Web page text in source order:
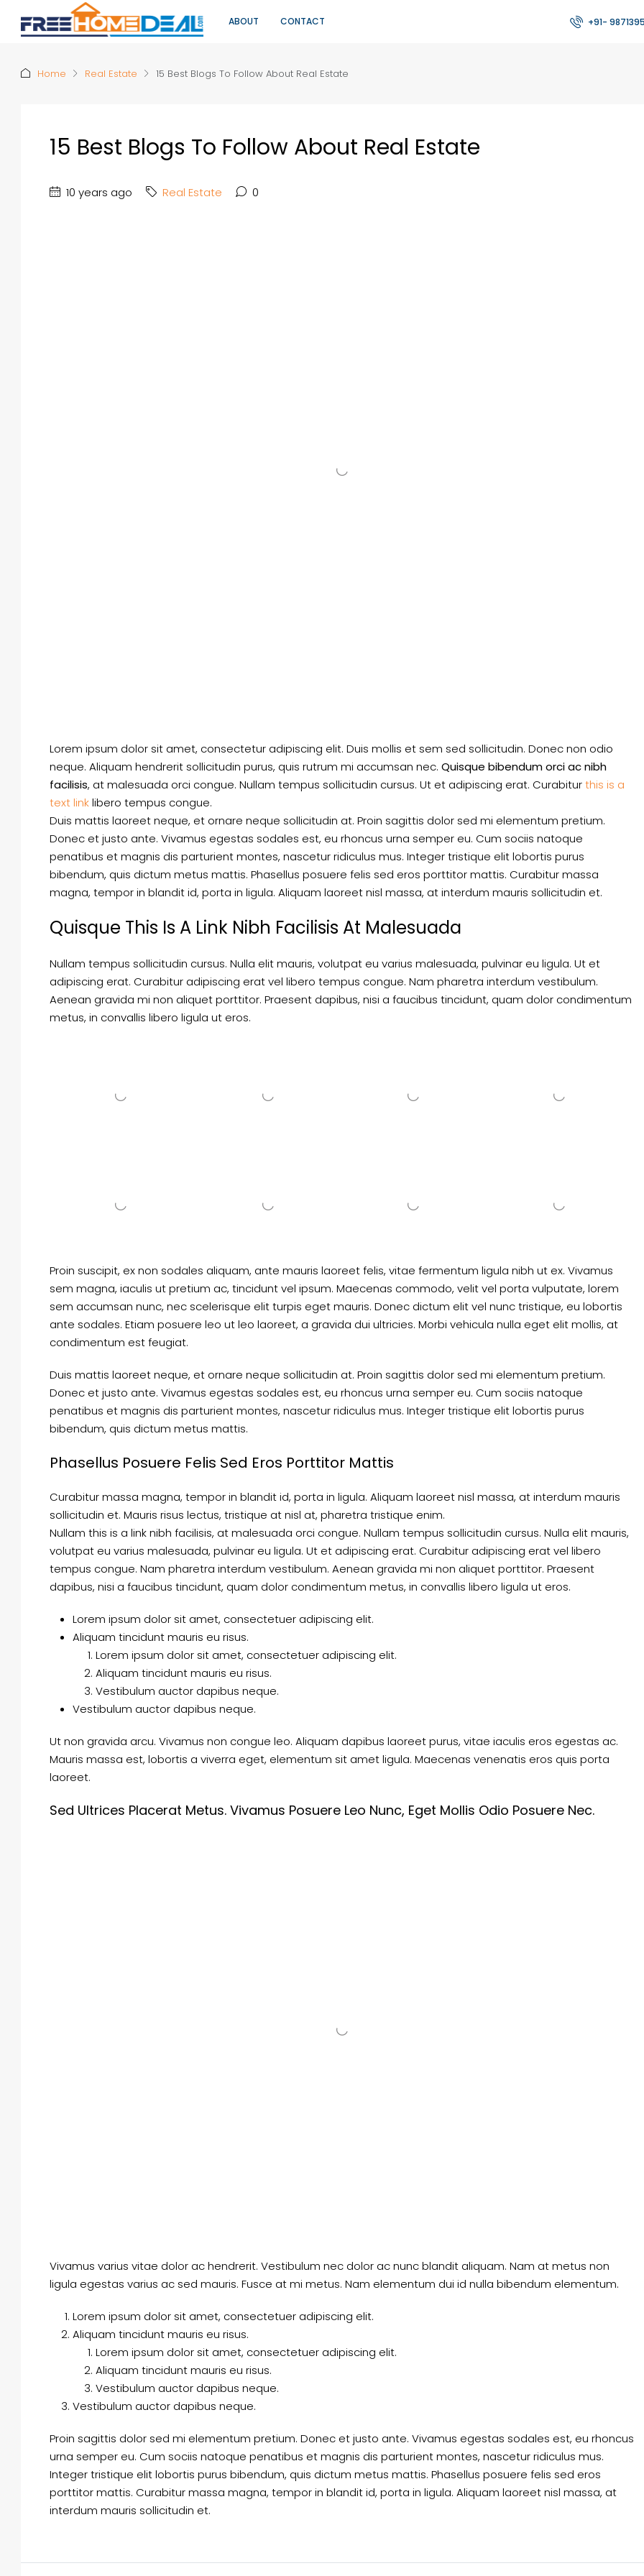
ABOUT CONTACT +91-
Home Real Estate 15 Best Blogs To Follow About Real Estate
15 Best Blogs To Follow About Real Estate
10 years ago Real Estate 0
Lorem ipsum dolor sit amet, consectetur adipiscing elit. Duis mollis et sem sed sollicitudin. Donec non odio
neque. Aliquam hendrerit sollicitudin purus, quis rutrum mi accumsan nec. Quisque bibendum orci ac nibh
facilisis, at malesuada orci congue. Nullam tempus sollicitudin cursus. Ut et adipiscing erat. Curabiturthis is a
text linklibero tempus congue.
Duis mattis laoreet neque, et ornare neque sollicitudin at. Proin sagittis dolor sed mi elementum pretium.
Donec et justo ante. Vivamus egestas sodales est, eu rhoncus urna semper eu. Cum sociis natoque
penatibus et magnis dis parturient montes, nascetur ridiculus mus. Integer tristique elit lobortis purus
bibendum, quis dictum metus mattis. Phasellus posuere felis sed eros porttitor mattis. Curabitur massa
magna, tempor in blandit id, porta in ligula. Aliquam laoreet nisl massa, at interdum mauris sollicitudin et.
Quisque This Is A Link Nibh Facilisis At Malesuada
Nullam tempus sollicitudin cursus. Nulla elit mauris, volutpat eu varius malesuada, pulvinar eu ligula. Ut et
adipiscing erat. Curabitur adipiscing erat vel libero tempus congue. Nam pharetra interdum vestibulum.
Aenean gravida mi non aliquet porttitor. Praesent dapibus, nisi a faucibus tincidunt, quam dolor condimentum
metus, in convallis libero ligula ut eros.
Proin suscipit, ex non sodales aliquam, ante mauris laoreet felis, vitae fermentum ligula nibh ut ex. Vivamus
sem magna, iaculis ut pretium ac, tincidunt vel ipsum. Maecenas commodo, velit vel porta vulputate, lorem
sem accumsan nunc, nec scelerisque elit turpis eget mauris. Donec dictum elit vel nunc tristique, eu lobortis
ante sodales. Etiam posuere leo ut leo laoreet, a gravida dui ultricies. Morbi vehicula nulla eget elit mollis, at
condimentum est feugiat.
Duis mattis laoreet neque, et ornare neque sollicitudin at. Proin sagittis dolor sed mi elementum pretium.
Donec et justo ante. Vivamus egestas sodales est, eu rhoncus urna semper eu. Cum sociis natoque
penatibus et magnis dis parturient montes, nascetur ridiculus mus. Integer tristique elit lobortis purus
bibendum, quis dictum metus mattis.
Phasellus Posuere Felis Sed Eros Porttitor Mattis
Curabitur massa magna, tempor in blandit id, porta in ligula. Aliquam laoreet nisl massa, at interdum mauris
sollicitudin et. Mauris risus lectus, tristique at nisl at, pharetra tristique enim.
Nullam this is a link nibh facilisis, at malesuada orci congue. Nullam tempus sollicitudin cursus. Nulla elit mauris,
volutpat eu varius malesuada, pulvinar eu ligula. Ut et adipiscing erat. Curabitur adipiscing erat vel libero
tempus congue. Nam pharetra interdum vestibulum. Aenean gravida mi non aliquet porttitor. Praesent
dapibus, nisi a faucibus tincidunt, quam dolor condimentum metus, in convallis libero ligula ut eros.
Lorem ipsum dolor sit amet, consectetuer adipiscing elit.
Aliquam tincidunt mauris eu risus.
Lorem ipsum dolor sit amet, consectetuer adipiscing elit.
Aliquam tincidunt mauris eu risus.
Vestibulum auctor dapibus neque.
Vestibulum auctor dapibus neque.
Ut non gravida arcu. Vivamus non congue leo. Aliquam dapibus laoreet purus, vitae iaculis eros egestas ac.
Mauris massa est, lobortis a viverra eget, elementum sit amet ligula. Maecenas venenatis eros quis porta
laoreet.
Sed Ultrices Placerat Metus. Vivamus Posuere Leo Nunc, Eget Mollis Odio Posuere Nec.
Vivamus varius vitae dolor ac hendrerit. Vestibulum nec dolor ac nunc blandit aliquam. Nam at metus non
ligula egestas varius ac sed mauris. Fusce at mi metus. Nam elementum dui id nulla bibendum elementum.
Lorem ipsum dolor sit amet, consectetuer adipiscing elit.
Aliquam tincidunt mauris eu risus.
Lorem ipsum dolor sit amet, consectetuer adipiscing elit.
Aliquam tincidunt mauris eu risus.
Vestibulum auctor dapibus neque.
Vestibulum auctor dapibus neque.
Proin sagittis dolor sed mi elementum pretium. Donec et justo ante. Vivamus egestas sodales est, eu rhoncus
urna semper eu. Cum sociis natoque penatibus et magnis dis parturient montes, nascetur ridiculus mus.
Integer tristique elit lobortis purus bibendum, quis dictum metus mattis. Phasellus posuere felis sed eros
porttitor mattis. Curabitur massa magna, tempor in blandit id, porta in ligula. Aliquam laoreet nisl massa, at
interdum mauris sollicitudin et.